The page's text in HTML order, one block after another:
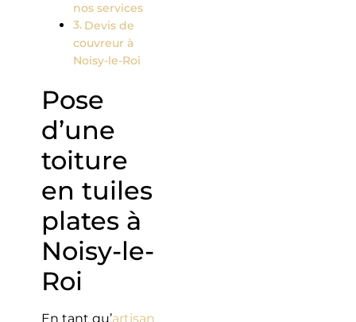
nos services
Devis de
couvreur à
Noisy-le-Roi
Pose
d’une
toiture
en tuiles
plates à
Noisy-le-
Roi
En tant qu’artisan